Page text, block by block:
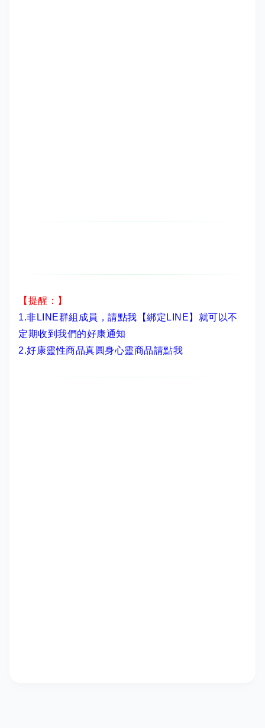
【提醒：】
1.非LINE群組成員， 請點我【綁定LINE】 就可以不
定期收到我們的好康通知
2.好康靈性商品真圓身心靈商品請點我